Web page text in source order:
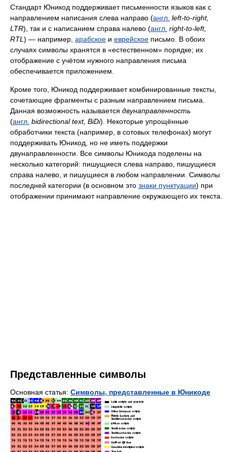
Стандарт Юникод поддерживает письменности языков как с
направлением написания слева направо (англ. left-to-right,
LTR), так и с написанием справа налево (англ. right-to-left,
RTL ) — например, арабское и еврейское письмо. В обоих
случаях символы хранятся в «естественном» порядке; их
отображение с учётом нужного направления письма
обеспечивается приложением.
Кроме того, Юникод поддерживает комбинированные тексты,
сочетающие фрагменты с разным направлением письма.
Данная возможность называется двунаправленность
(англ. bidirectional text, BiDi). Некоторые упрощённые
обработчики текста (например, в сотовых телефонах) могут
поддерживать Юникод, но не иметь поддержки
двунаправленности. Все символы Юникода поделены на
несколько категорий: пишущиеся слева направо, пишущиеся
справа налево, и пишущиеся в любом направлении. Символы
последней категории (в основном это знаки пунктуации) при
отображении принимают направление окружающего их текста.
Представленные символы
Основная статья: Символы, представленные в Юникоде